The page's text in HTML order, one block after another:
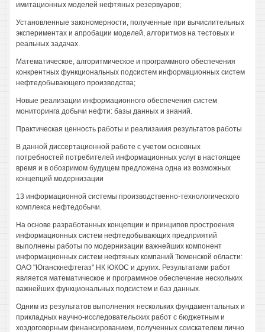
имитационных моделей нефтяных резервуаров;
Установленные закономерности, полученные при вычислительных
экспериментах и апробации моделей, алгоритмов на тестовых и
реальных задачах.
Математическое, алгоритмическое и программного обеспечения
конкрентных функциональных подсистем информационных систем
нефтедобывающего производства;
Новые реализации информационного обеспечения систем
мониторинга добычи нефти: базы данных и знаний.
Практическая ценность работы и реализаиия результатов работы
В данной диссертационной работе с учетом основных
потребностей потребителей информационных услуг в настоящее
время и в обозримом будущем предложена одна из возможных
концепций модернизации
13 информационной системы производственно-технологического
комплекса нефтедобычи.
На основе разработанных концепции и принципов простроения
информационных систем нефтедобывающих предприятий
выполнены работы по модернизации важнейших компонент
информационных систем нефтяных компаний Тюменской области:
ОАО "Юганскнефтегаз" НК ЮКОС и других. Результатами работ
является математическое и программное обеспечение нескольких
важнейших функциональных подсистем и баз данных.
Одним из результатов выполнения нескольких фундаментальных и
прикладных научно-исследовательских работ с бюджетным и
хоздоговорным финансированием, полученных соискателем лично